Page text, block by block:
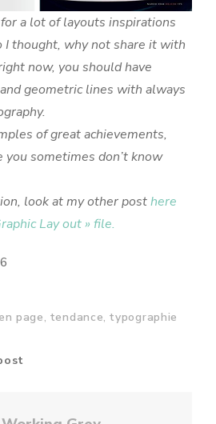
a lot of layouts inspirations
I thought, why not share it with
now, you should have
geometric lines with always
of great achievements,
sometimes don’t know
look at my other posthere
Lay out » file.
page, tendance, typographie